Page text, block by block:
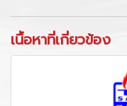
เนื้อหาที่เกี่ยวข้อง